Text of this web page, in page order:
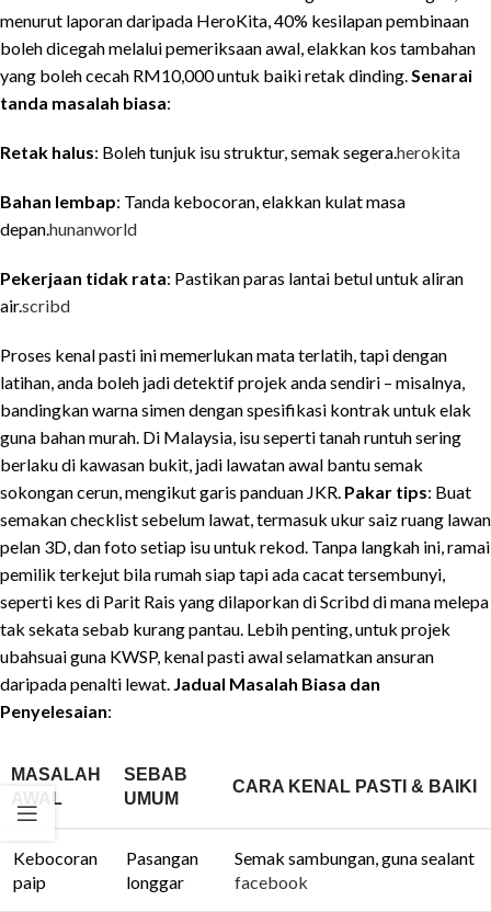
menurut laporan daripada HeroKita, 40% kesilapan pembinaan
boleh dicegah melalui pemeriksaan awal, elakkan kos tambahan
yang boleh cecah RM10,000 untuk baiki retak dinding. Senarai
tanda masalah biasa:
Retak halus: Boleh tunjuk isu struktur, semak segera.herokita
Bahan lembap: Tanda kebocoran, elakkan kulat masa
depan.hunanworld
Pekerjaan tidak rata: Pastikan paras lantai betul untuk aliran
air.scribd
Proses kenal pasti ini memerlukan mata terlatih, tapi dengan
latihan, anda boleh jadi detektif projek anda sendiri – misalnya,
bandingkan warna simen dengan spesifikasi kontrak untuk elak
guna bahan murah. Di Malaysia, isu seperti tanah runtuh sering
berlaku di kawasan bukit, jadi lawatan awal bantu semak
sokongan cerun, mengikut garis panduan JKR. Pakar tips: Buat
semakan checklist sebelum lawat, termasuk ukur saiz ruang lawan
pelan 3D, dan foto setiap isu untuk rekod. Tanpa langkah ini, ramai
pemilik terkejut bila rumah siap tapi ada cacat tersembunyi,
seperti kes di Parit Rais yang dilaporkan di Scribd di mana melepa
tak sekata sebab kurang pantau. Lebih penting, untuk projek
ubahsuai guna KWSP, kenal pasti awal selamatkan ansuran
daripada penalti lewat. Jadual Masalah Biasa dan
Penyelesaian:
MASALAH
AWAL
SEBAB
UMUM
CARA KENAL PASTI & BAIKI
Kebocoran
paip
Pasangan
longgar
Semak sambungan, guna sealant
facebook